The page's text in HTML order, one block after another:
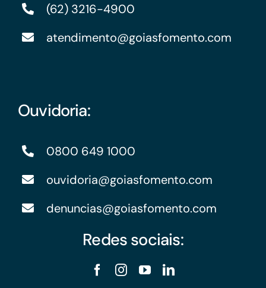
(62) 3216-4900
atendimento@goiasfomento.com
Ouvidoria:
0800 649 1000
ouvidoria@goiasfomento.com
denuncias@goiasfomento.com
Redes sociais: